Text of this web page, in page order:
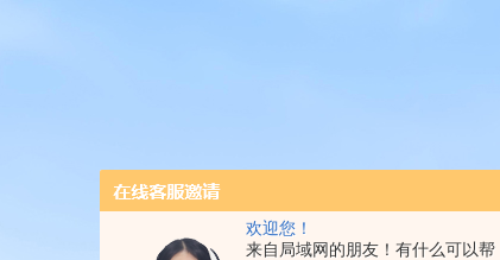
欢迎您！
来自局域网的朋友！有什么可以帮